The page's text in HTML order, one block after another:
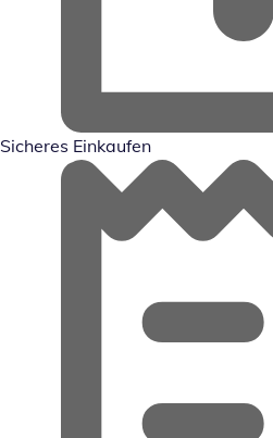
Sicheres Einkaufen